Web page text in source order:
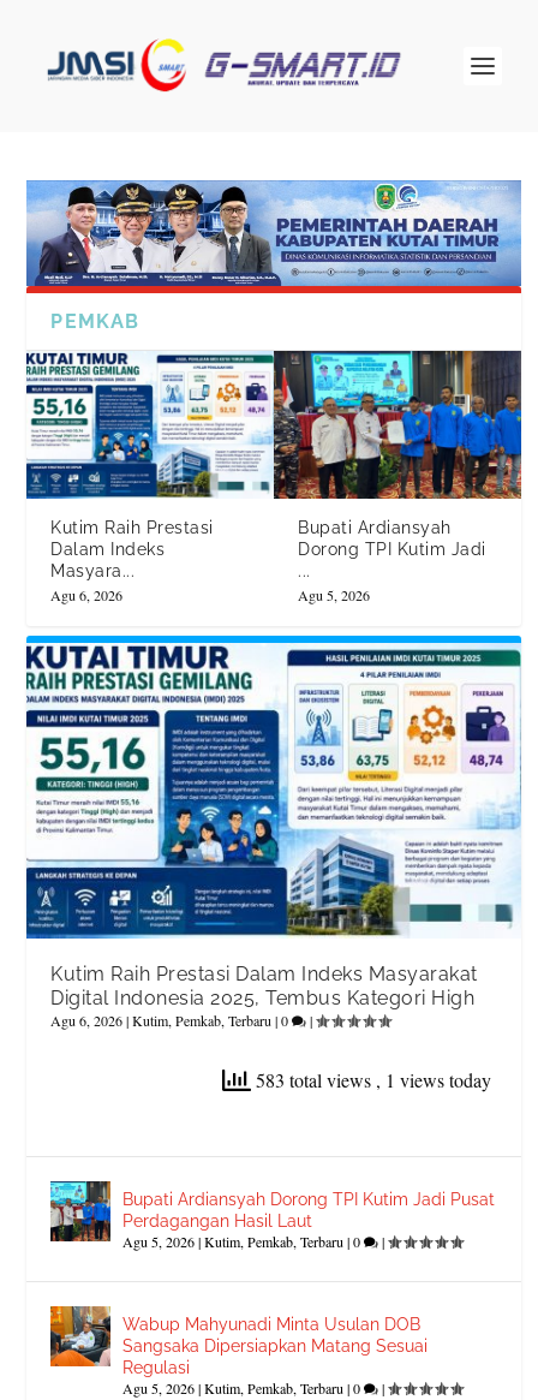
PEMKAB
Kutim Raih Prestasi
Dalam Indeks
Masyara...
Agu 6, 2026
Bupati Ardiansyah
Dorong TPI Kutim Jadi
...
Agu 5, 2026
Kutim Raih Prestasi Dalam Indeks Masyarakat
Digital Indonesia 2025, Tembus Kategori High
Agu 6, 2026|Kutim,Pemkab,Terbaru |0 |
583 total views , 1 views today
Bupati Ardiansyah Dorong TPI Kutim Jadi Pusat
Perdagangan Hasil Laut
Agu 5, 2026|Kutim,Pemkab,Terbaru |0 |
Wabup Mahyunadi Minta Usulan DOB
Sangsaka Dipersiapkan Matang Sesuai
Regulasi
Agu 5, 2026|Kutim,Pemkab,Terbaru |0 |